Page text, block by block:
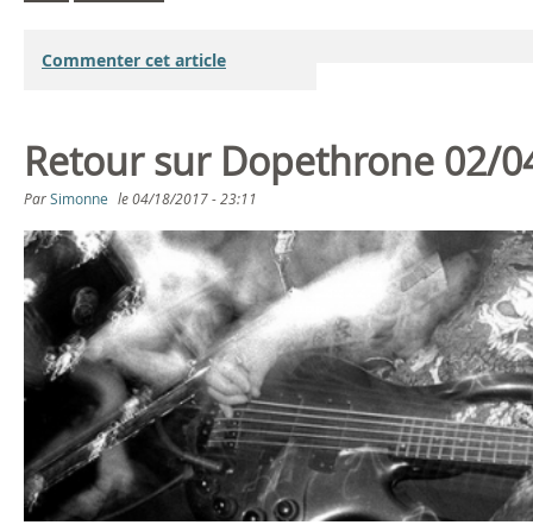
Commenter cet article
Retour sur Dopethrone 02/
ParSimonne le04/18/2017 - 23:11